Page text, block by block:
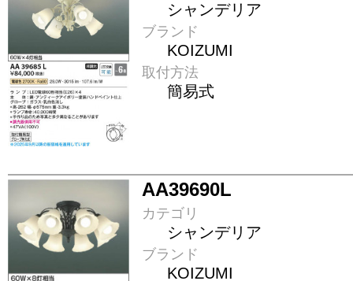
シャンデリア
ブランド
KOIZUMI
取付方法
簡易式
AA39690L
カテゴリ
シャンデリア
ブランド
KOIZUMI